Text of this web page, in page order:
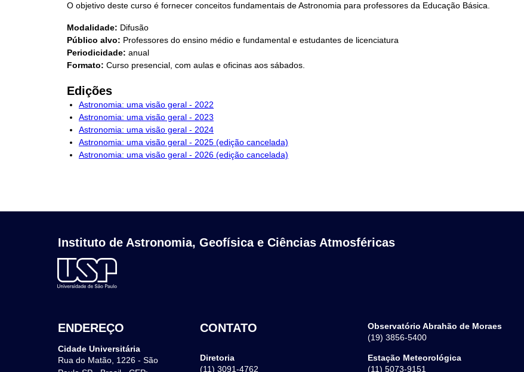
O objetivo deste curso é fornecer conceitos fundamentais de Astronomia para professores da Educação Básica.
Modalidade: Difusão
Público alvo: Professores do ensino médio e fundamental e estudantes de licenciatura
Periodicidade: anual
Formato: Curso presencial, com aulas e oficinas aos sábados.
Edições
Astronomia: uma visão geral - 2022
Astronomia: uma visão geral - 2023
Astronomia: uma visão geral - 2024
Astronomia: uma visão geral - 2025 (edição cancelada)
Astronomia: uma visão geral - 2026 (edição cancelada)
Instituto de Astronomia, Geofísica e Ciências Atmosféricas
ENDEREÇO
Cidade Universitária
Rua do Matão, 1226 - São
CONTATO
Diretoria
(11) 3091-4762
Observatório Abrahão de Moraes
(19) 3856-5400
Estação Meteorológica
(11) 5073-9151